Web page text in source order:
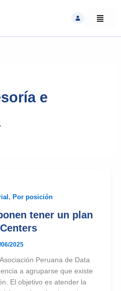
e
, Por posición
tener un plan
2025
Peruana de Data
a agruparse que existe
El objetivo es atender la